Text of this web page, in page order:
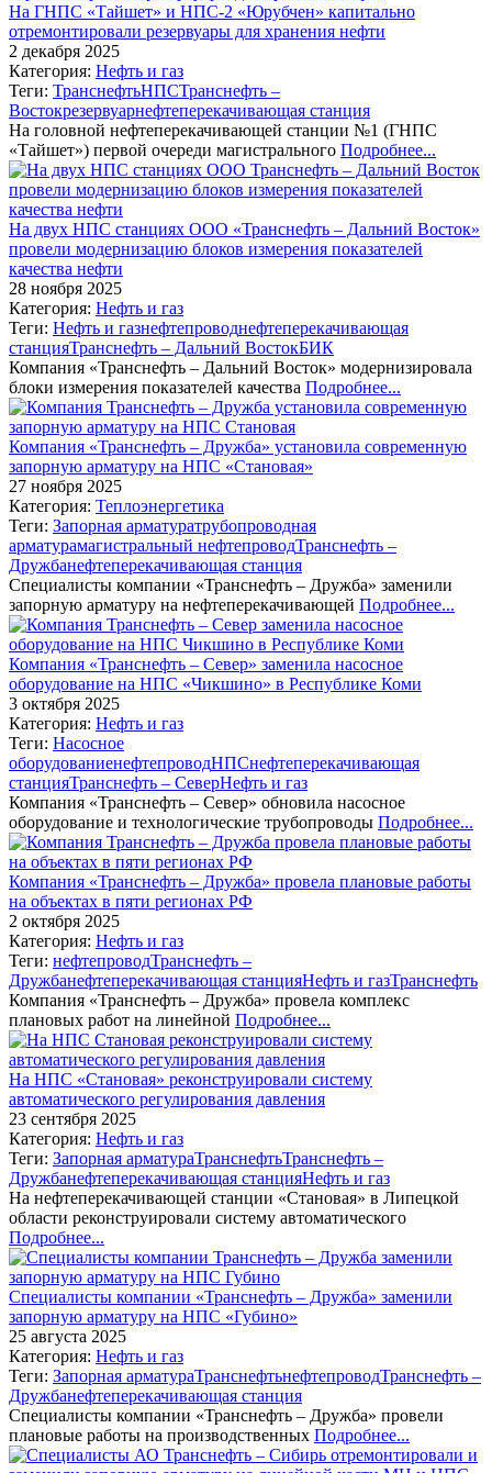
На ГНПС «Тайшет» и НПС-2 «Юрубчен» капитально
отремонтировали резервуары для хранения нефти
2 декабря 2025
Категория: Нефть и газ
Теги: ТранснефтьНПСТранснефть –
Востокрезервуарнефтеперекачивающая станция
На головной нефтеперекачивающей станции №1 (ГНПС
«Тайшет») первой очереди магистрального Подробнее...
На двух НПС станциях ООО «Транснефть – Дальний Восток»
провели модернизацию блоков измерения показателей
качества нефти
28 ноября 2025
Категория: Нефть и газ
Теги: Нефть и газнефтепроводнефтеперекачивающая
станцияТранснефть – Дальний ВостокБИК
Компания «Транснефть – Дальний Восток» модернизировала
блоки измерения показателей качества Подробнее...
Компания «Транснефть – Дружба» установила современную
запорную арматуру на НПС «Становая»
27 ноября 2025
Категория: Теплоэнергетика
Теги: Запорная арматуратрубопроводная
арматурамагистральный нефтепроводТранснефть –
Дружбанефтеперекачивающая станция
Специалисты компании «Транснефть – Дружба» заменили
запорную арматуру на нефтеперекачивающей Подробнее...
Компания «Транснефть – Север» заменила насосное
оборудование на НПС «Чикшино» в Республике Коми
3 октября 2025
Категория: Нефть и газ
Теги: Насосное
оборудованиенефтепроводНПСнефтеперекачивающая
станцияТранснефть ‒ СеверНефть и газ
Компания «Транснефть – Север» обновила насосное
оборудование и технологические трубопроводы Подробнее...
Компания «Транснефть – Дружба» провела плановые работы
на объектах в пяти регионах РФ
2 октября 2025
Категория: Нефть и газ
Теги: нефтепроводТранснефть –
Дружбанефтеперекачивающая станцияНефть и газТранснефть
Компания «Транснефть – Дружба» провела комплекс
плановых работ на линейной Подробнее...
На НПС «Становая» реконструировали систему
автоматического регулирования давления
23 сентября 2025
Категория: Нефть и газ
Теги: Запорная арматураТранснефтьТранснефть –
Дружбанефтеперекачивающая станцияНефть и газ
На нефтеперекачивающей станции «Становая» в Липецкой
области реконструировали систему автоматического
Подробнее...
Специалисты компании «Транснефть – Дружба» заменили
запорную арматуру на НПС «Губино»
25 августа 2025
Категория: Нефть и газ
Теги: Запорная арматураТранснефтьнефтепроводТранснефть –
Дружбанефтеперекачивающая станция
Специалисты компании «Транснефть – Дружба» провели
плановые работы на производственных Подробнее...